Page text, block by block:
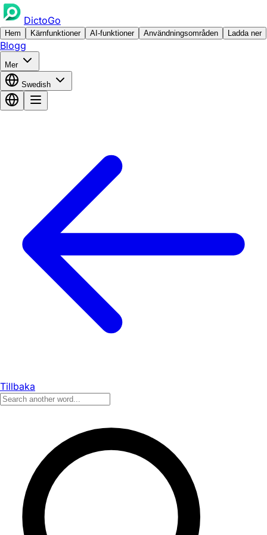
DictoGo
Hem Kärnfunktioner AI-funktioner Användningsområden Ladda ner
Blogg
Mer
Swedish
Tillbaka